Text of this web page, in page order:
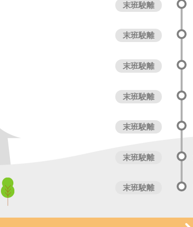
末班駛離
末班駛離
末班駛離
末班駛離
末班駛離
末班駛離
末班駛離